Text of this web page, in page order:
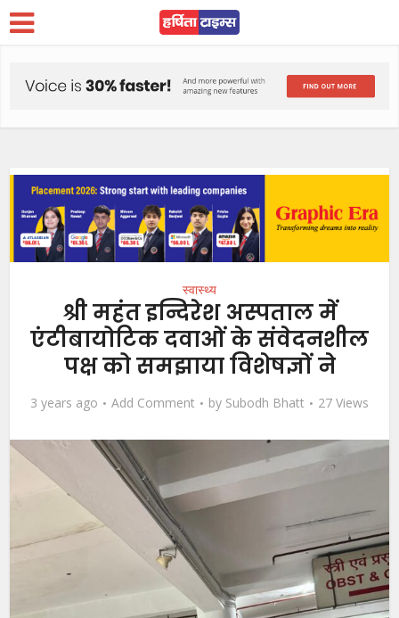
स्वास्थ्य
श्री महंत इन्दिरेश अस्पताल में
एंटीबायोटिक दवाओं के संवेदनशील
पक्ष को समझाया विशेषज्ञों ने
3 years ago Add Comment by Subodh Bhatt 27 Views